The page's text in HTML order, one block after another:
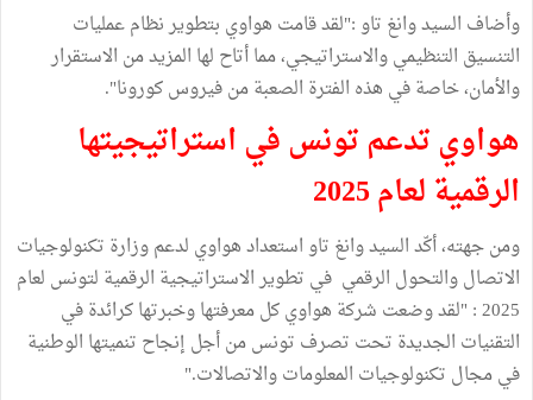
وأضاف السيد وانغ تاو :"لقد قامت هواوي بتطوير نظام عمليات
التنسيق التنظيمي والاستراتيجي، مما أتاح لها المزيد من الاستقرار
والأمان، خاصة في هذه الفترة الصعبة من فيروس كورونا".
هواوي تدعم تونس في استراتيجيتها
الرقمية لعام 2025
ومن جهته، أكّد السيد وانغ تاو استعداد هواوي لدعم وزارة تكنولوجيات
الاتصال والتحول الرقمي في تطوير الاستراتيجية الرقمية لتونس لعام
2025 : "لقد وضعت شركة هواوي كل معرفتها وخبرتها كرائدة في
التقنيات الجديدة تحت تصرف تونس من أجل إنجاح تنميتها الوطنية
في مجال تكنولوجيات المعلومات والاتصالات."